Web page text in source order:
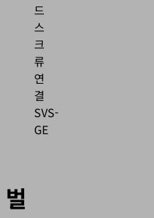
드
스
크
류
연
결
SVS-
GE
벌